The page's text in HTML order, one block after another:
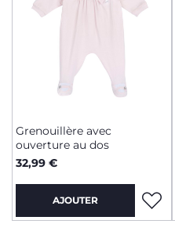
Grenouillère avec
ouverture au dos
32,99 €
AJOUTER